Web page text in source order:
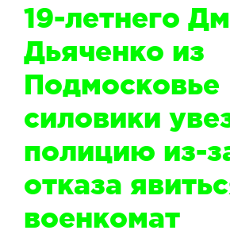
19-летнего
Дьяченко из
Подмосковье
силовики
полицию из-
отказа
военкомат